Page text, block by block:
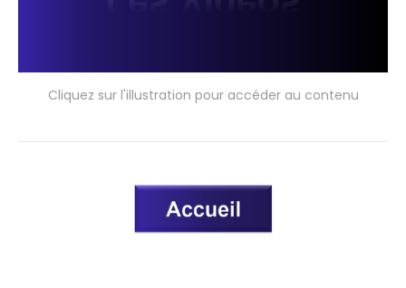
Cliquez sur l'illustration pour accéder au contenu